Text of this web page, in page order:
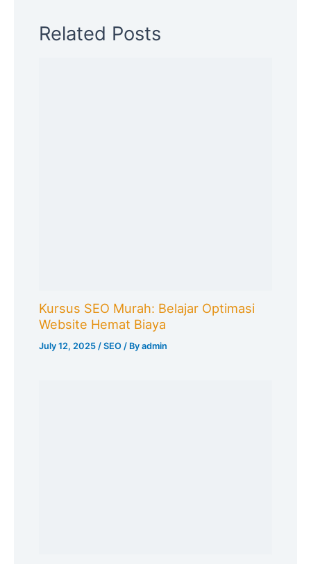
Related Posts
Kursus SEO Murah: Belajar Optimasi
Website Hemat Biaya
July 12, 2025/SEO / Byadmin